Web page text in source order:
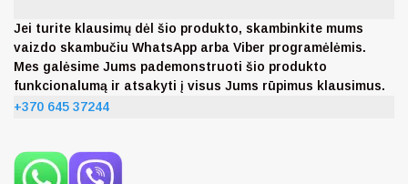
Jei turite klausimų dėl šio produkto, skambinkite mums
vaizdo skambučiu WhatsApp arba Viber programėlėmis.
Mes galėsime Jums pademonstruoti šio produkto
funkcionalumą ir atsakyti į visus Jums rūpimus klausimus.
+370 645 37244